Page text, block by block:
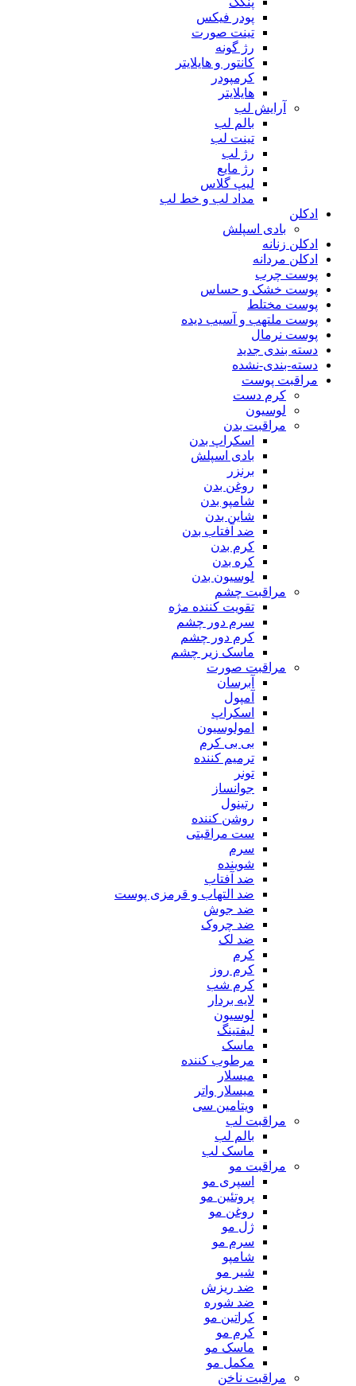
پودر فیکس
تینت صورت
رژ گونه
کانتور و هایلایتر
کرمپودر
هایلایتر
آرایش لب
بالم لب
تینت لب
رژ لب
رژ مایع
لیپ گلاس
مداد لب و خط لب
ادکلن
بادی اسپلش
ادکلن زنانه
ادکلن مردانه
پوست چرب
پوست خشک و حساس
پوست مختلط
پوست ملتهب و آسیب دیده
پوست نرمال
دسته بندی جدید
دسته-بندی-نشده
مراقبت پوست
کرم دست
لوسیون
مراقبت بدن
اسکراپ بدن
بادی اسپلش
برنزر
روغن بدن
شامپو بدن
شاین بدن
ضد آفتاب بدن
کرم بدن
کره بدن
لوسیون بدن
مراقبت چشم
تقویت کننده مژه
سرم دور چشم
کرم دور چشم
ماسک زیر چشم
مراقبت صورت
آبرسان
آمپول
اسکراپ
امولوسیون
بی بی کرم
ترمیم کننده
تونر
جوانساز
رتینول
روشن کننده
ست مراقبتی
سرم
شوینده
ضد آفتاب
ضد التهاب و قرمزی پوست
‌ضد جوش
ضد چروک
ضد لک
کرم
کرم روز
کرم شب
لایه بردار
لوسیون
لیفتینگ
ماسک
مرطوب کننده
میسلار
میسلار واتر
ویتامین سی
مراقبت لب
بالم لب
ماسک لب
مراقبت مو
اسپری مو
پروتئین مو
روغن مو
ژل مو
سرم مو
شامپو
شیر مو
ضد ریزش
ضد شوره
کراتین مو
کرم مو
ماسک مو
مکمل مو
مراقبت ناخن